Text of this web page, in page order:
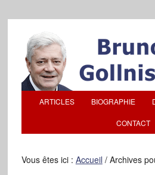
ARTICLES BIOGRAPHIE
CONTACT
Vous êtes ici : Accueil /Archives